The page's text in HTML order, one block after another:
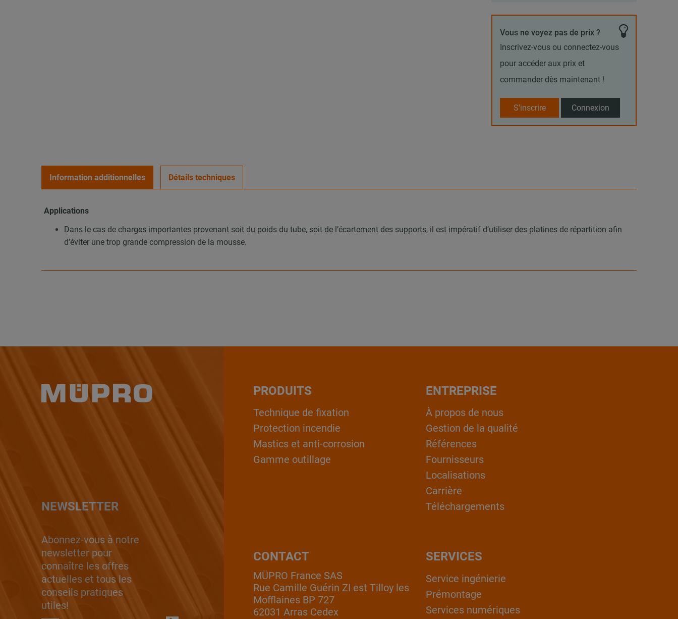
Vous ne voyez pas de prix ?
Inscrivez-vous ou connectez-vous
pour accéder aux prix et
commander dès maintenant !
S'inscrire Connexion
Information additionnelles Détails techniques
Applications
Dans le cas de charges importantes provenant soit du poids du tube, soit de l’écartement des supports, il est impératif d’utiliser des platines de répartition afin
d’éviter une trop grande compression de la mousse.
NEWSLETTER
Abonnez-vous à notre
newsletter pour
connaître les offres
actuelles et tous les
conseils pratiques
utiles!
PRODUITS
Technique de fixation
Protection incendie
Mastics et anti-corrosion
Gamme outillage
ENTREPRISE
À propos de nous
Gestion de la qualité
Références
Fournisseurs
Localisations
Carrière
Téléchargements
CONTACT
MÜPRO France SAS
Rue Camille Guérin ZI est Tilloy les
Mofflaines BP 727
62031 Arras Cedex
SERVICES
Service ingénierie
Prémontage
Services numériques